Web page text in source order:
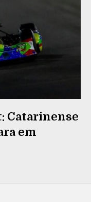
Catarinense
em